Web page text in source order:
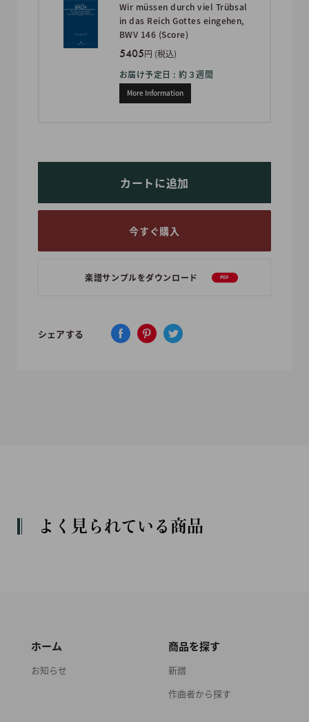
Wir müssen durch viel Trübsal
in das Reich Gottes eingehen,
BWV 146 (Score)
5405円 (税込)
お届け予定日 : 約３週間
More Information
カートに追加
今すぐ購入
楽譜サンプルをダウンロード PDF
シェアする
よく見られている商品
ホーム
お知らせ
商品を探す
新譜
作曲者から探す